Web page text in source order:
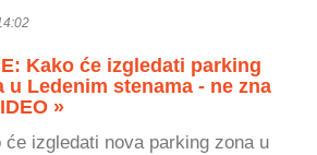
Kako će izgledati parking
u Ledenim stenama - ne zna
»
će izgledati nova parking zona u